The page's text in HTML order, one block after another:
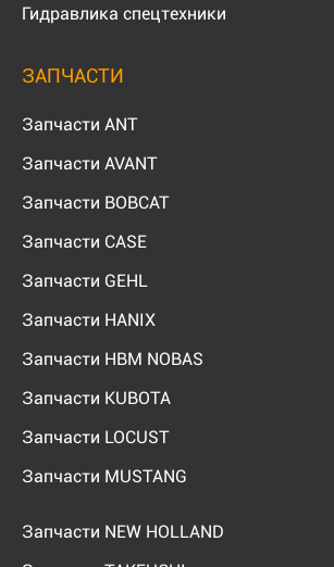
Гидравлика спецтехники
ЗАПЧАСТИ
Запчасти ANT
Запчасти AVANT
Запчасти BOBCAT
Запчасти CASE
Запчасти GEHL
Запчасти HANIX
Запчасти HBM NOBAS
Запчасти KUBOTA
Запчасти LOCUST
Запчасти MUSTANG
Запчасти NEW HOLLAND